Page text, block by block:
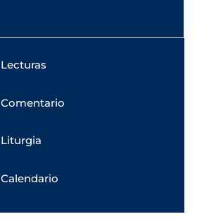
Lecturas
Comentario
Liturgia
Calendario